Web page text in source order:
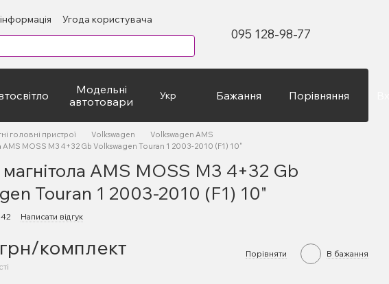
Угода користувача
095 128-98-77
Модельні
автотовари
Укр Бажання Порівняння
головні пристрої Volkswagen
Volkswagen AMS
AMS MOSS M3 4+32 Gb Volkswagen Touran 1 2003-2010 (F1) 10"
AMS MOSS M3 4+32 Gb
Touran 1 2003-2010 (F1) 10"
Написати відгук
комплект Порівняти В бажання